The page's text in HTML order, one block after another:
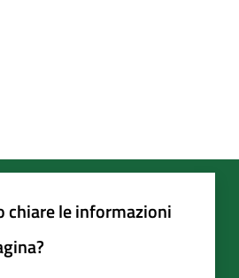
chiare le informazioni